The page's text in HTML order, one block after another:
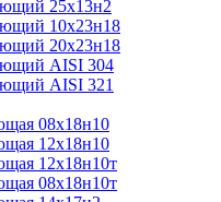
25х13н2
10х23н18
20х23н18
AISI 304
AISI 321
08х18н10
12х18н10
12х18н10т
08х18н10т